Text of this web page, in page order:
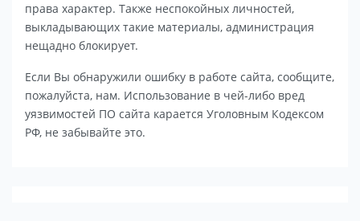
права характер. Также неспокойных личностей,
выкладывающих такие материалы, администрация
нещадно блокирует.
Если Вы обнаружили ошибку в работе сайта, сообщите,
пожалуйста, нам. Использование в чей-либо вред
уязвимостей ПО сайта карается Уголовным Кодексом
РФ, не забывайте это.